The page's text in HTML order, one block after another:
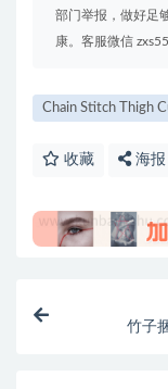
部门举报，做好足
康。客服微信
Chain Stitch Thigh
收藏 海报
竹子